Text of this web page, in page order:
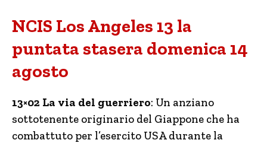
NCIS Los Angeles 13 la
puntata stasera domenica 14
agosto
13×02 La via del guerriero: Un anziano
sottotenente originario del Giappone che ha
combattuto per l’esercito USA durante la